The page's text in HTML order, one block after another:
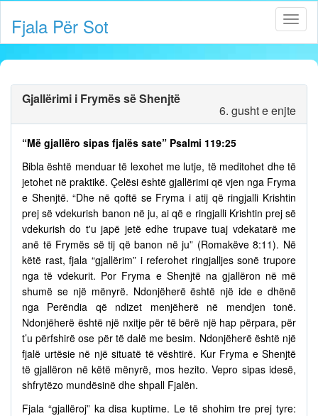
Fjala Për Sot
Gjallërimi i Frymës së Shenjtë
6. gusht e enjte
“Më gjallëro sipas fjalës sate” Psalmi 119:25
Bibla është menduar të lexohet me lutje, të meditohet dhe të
jetohet në praktikë. Çelësi është gjallërimi që vjen nga Fryma
e Shenjtë. “Dhe në qoftë se Fryma i atij që ringjalli Krishtin
prej së vdekurish banon në ju, ai që e ringjalli Krishtin prej së
vdekurish do t'u japë jetë edhe trupave tuaj vdekatarë me
anë të Frymës së tij që banon në ju” (Romakëve 8:11). Në
këtë rast, fjala “gjallërim” i referohet ringjalljes sonë trupore
nga të vdekurit. Por Fryma e Shenjtë na gjallëron në më
shumë se një mënyrë. Ndonjëherë është një ide e dhënë
nga Perëndia që ndizet menjëherë në mendjen tonë.
Ndonjëherë është një nxitje për të bërë një hap përpara, për
t’u përfshirë ose për të dalë me besim. Ndonjëherë është një
fjalë urtësie në një situatë të vështirë. Kur Fryma e Shenjtë
të gjallëron në këtë mënyrë, mos hezito. Vepro sipas idesë,
shfrytëzo mundësinë dhe shpall Fjalën.
Fjala “gjallëroj” ka disa kuptime. Le të shohim tre prej tyre: